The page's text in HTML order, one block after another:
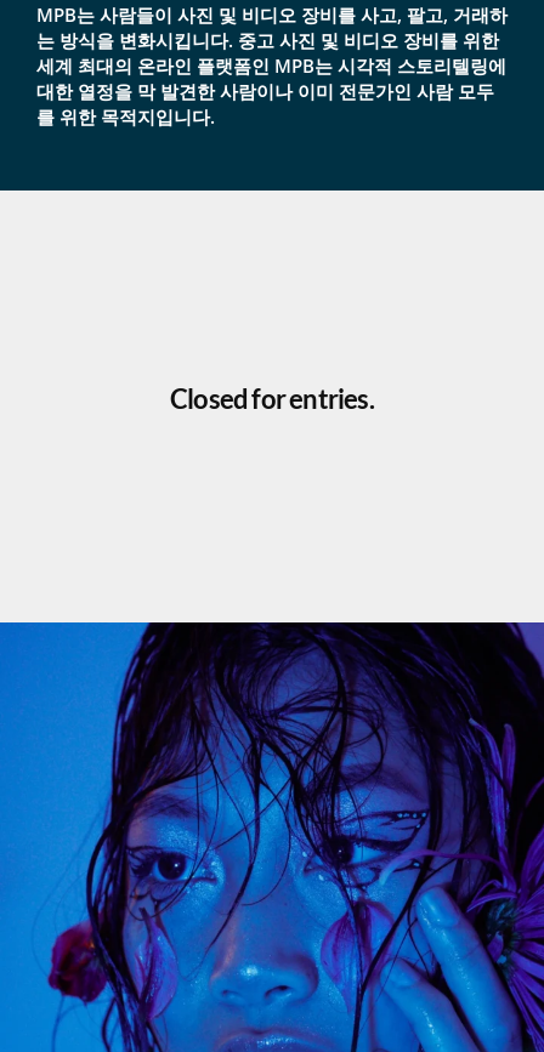
MPB는 사람들이 사진 및 비디오 장비를 사고, 팔고, 거래하
는 방식을 변화시킵니다. 중고 사진 및 비디오 장비를 위한
세계 최대의 온라인 플랫폼인 MPB는 시각적 스토리텔링에
대한 열정을 막 발견한 사람이나 이미 전문가인 사람 모두
를 위한 목적지입니다.
Closed for entries.